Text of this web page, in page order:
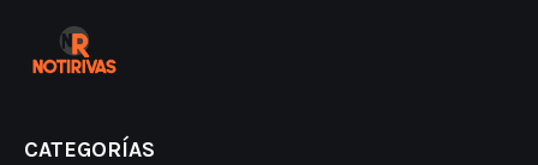
CATEGORÍAS